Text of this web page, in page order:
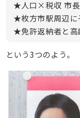
★人口×税収 市長
★枚方市駅周辺に
★免許返納者と高
という3つのよう。